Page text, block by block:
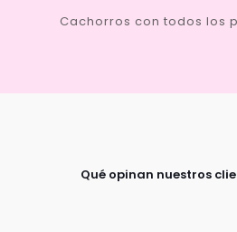
Cachorros con todos los
Qué opinan nuestros